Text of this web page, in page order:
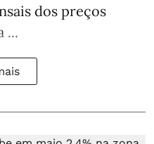
dos preços
...